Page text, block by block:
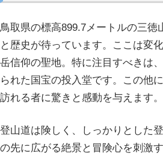
鳥取県の標高899.7メートルの三徳
と歴史が待っています。ここは変
岳信仰の聖地。特に注目すべきは
られた国宝の投入堂です。この他
訪れる者に驚きと感動を与えます。
登山道は険しく、しっかりとした
の先に広がる絶景と冒険心を刺激